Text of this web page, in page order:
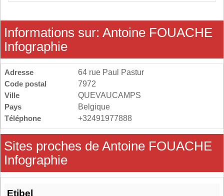
Informations sur: Antoine FOUACHE
Infographie
Adresse
64 rue Paul Pastur
Code postal
7972
Ville
QUEVAUCAMPS
Pays
Belgique
Téléphone
+32491977888
Sites proches de Antoine FOUACHE
Infographie
Etibel